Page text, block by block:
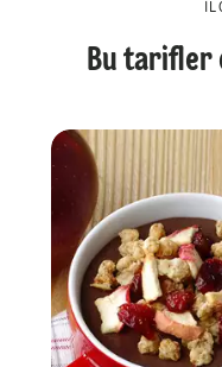
Bu tarifler